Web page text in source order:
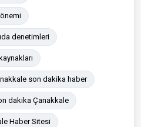
denetimleri
son dakika haber
dakika Çanakkale
Haber Sitesi